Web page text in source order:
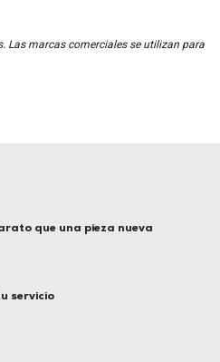
Las marcas comerciales se utilizan para
que una pieza nueva
servicio